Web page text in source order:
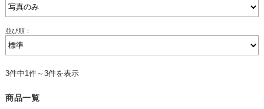
並び順：
3件中1件～3件を表示
商品一覧